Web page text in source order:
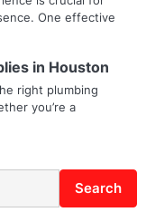
One effective
in Houston
right plumbing
you’re a
Search